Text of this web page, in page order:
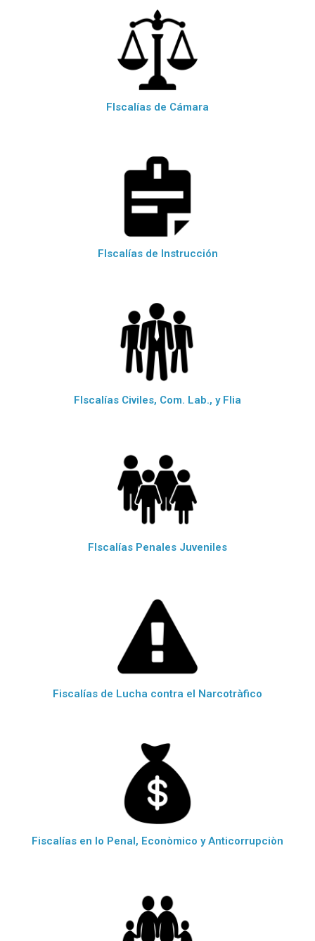
FIscalías de Cámara
FIscalías de Instrucción
FIscalías Civiles, Com. Lab., y Flia
FIscalías Penales Juveniles
Fiscalías de Lucha contra el Narcotràfico
Fiscalías en lo Penal, Econòmico y Anticorrupciòn